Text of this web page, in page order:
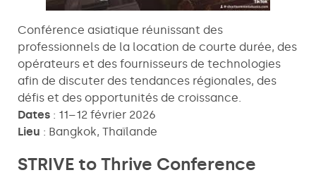
Conférence asiatique réunissant des
professionnels de la location de courte durée, des
opérateurs et des fournisseurs de technologies
afin de discuter des tendances régionales, des
défis et des opportunités de croissance.
Dates : 11–12 février 2026
Lieu : Bangkok, Thaïlande
STRIVE to Thrive Conference